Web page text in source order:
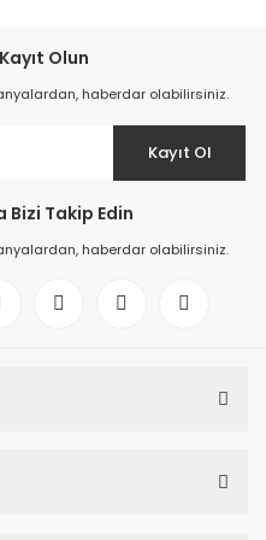
Olun
haberdar olabilirsiniz.
Kayıt Ol
Bizi Takip Edin
haberdar olabilirsiniz.